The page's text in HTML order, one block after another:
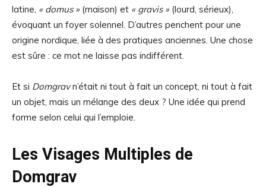
latine, « domus » (maison) et « gravis » (lourd, sérieux),
évoquant un foyer solennel. D’autres penchent pour une
origine nordique, liée à des pratiques anciennes. Une chose
est sûre : ce mot ne laisse pas indifférent.
Et si Domgravn’était ni tout à fait un concept, ni tout à fait
un objet, mais un mélange des deux ? Une idée qui prend
forme selon celui qui l’emploie.
Les Visages Multiples de
Domgrav